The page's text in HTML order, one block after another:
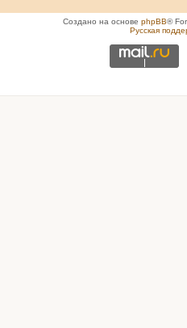
Создано на основе phpBB®
Русская